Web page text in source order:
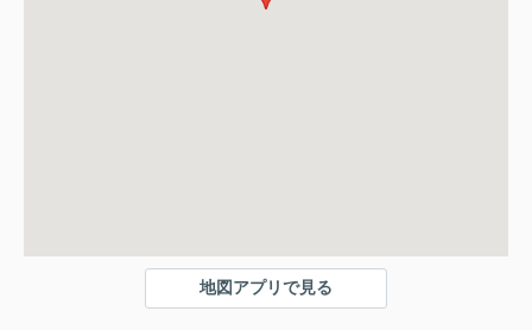
地図アプリで見る